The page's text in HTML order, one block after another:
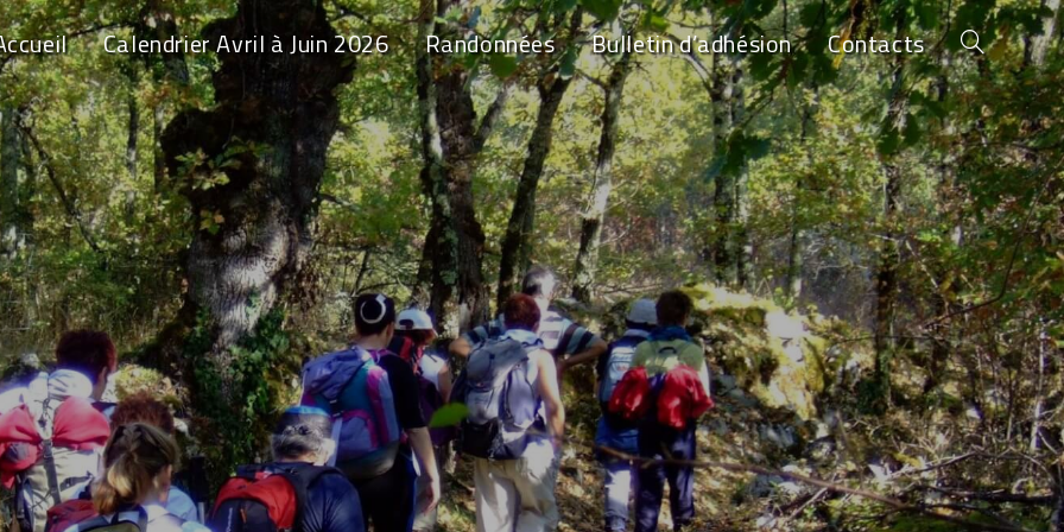
Calendrier Avril à Juin 2026 Randonnées Bulletin d’adhésion Contacts